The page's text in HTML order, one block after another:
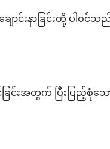
ျောင်းနာခြင်းတို့ ပါဝ
ြင်းအတွက် ပြီးပြည့်စုံသ